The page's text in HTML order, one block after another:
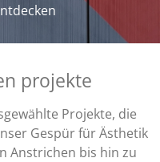
projekte
Projekte, die
Gespür für Ästhetik
Anstrichen bis hin zu